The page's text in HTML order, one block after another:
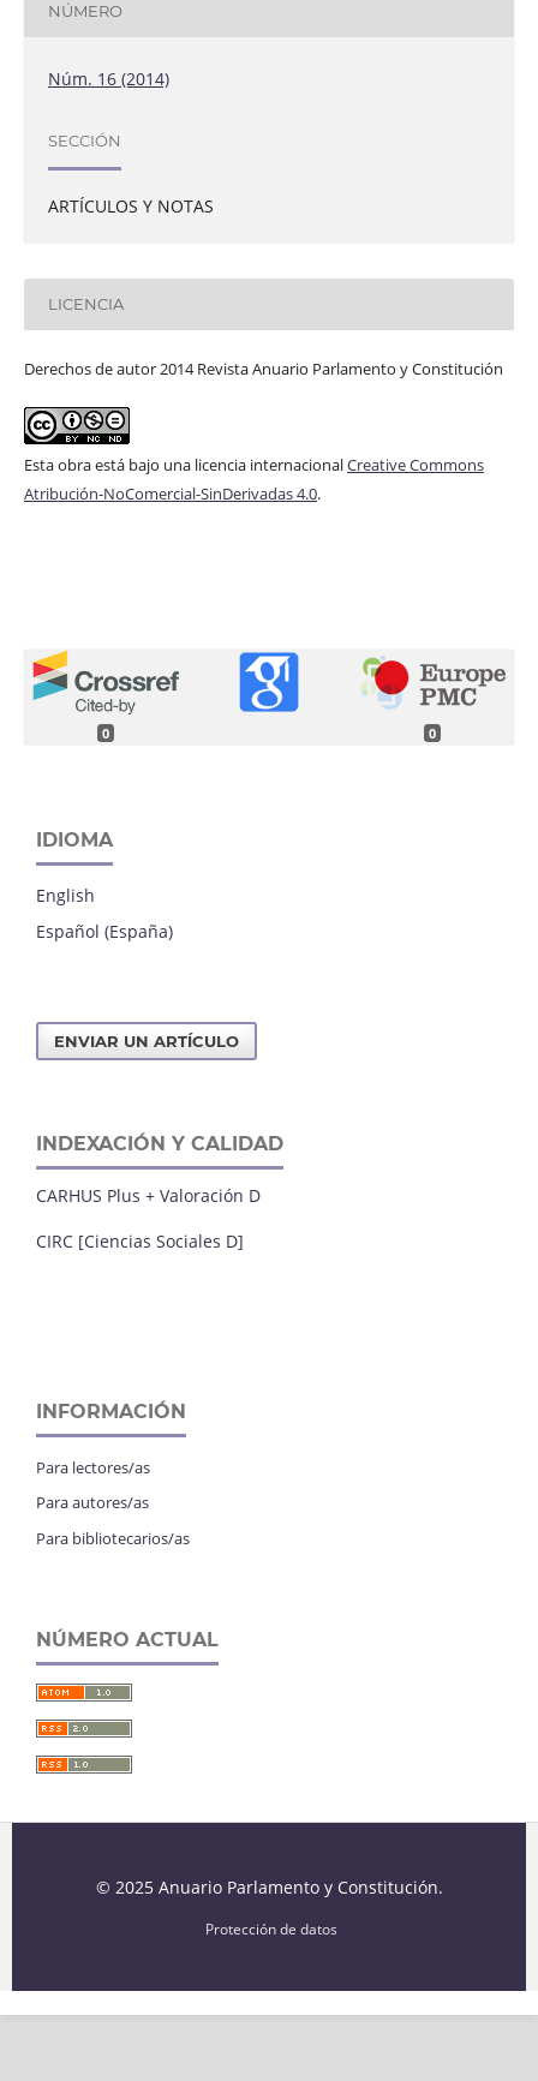
NÚMERO
Núm. 16 (2014)
SECCIÓN
ARTÍCULOS Y NOTAS
LICENCIA
Derechos de autor 2014 Revista Anuario Parlamento y Constitución
Esta obra está bajo una licencia internacionalCreative Commons
Atribución-NoComercial-SinDerivadas 4.0.
0 0
IDIOMA
English
Español (España)
ENVIAR UN ARTÍCULO
INDEXACIÓN Y CALIDAD
CARHUS Plus + Valoración D
CIRC [Ciencias Sociales D]
INFORMACIÓN
Para lectores/as
Para autores/as
Para bibliotecarios/as
NÚMERO ACTUAL
© 2025 Anuario Parlamento y Constitución.
Protección de datos